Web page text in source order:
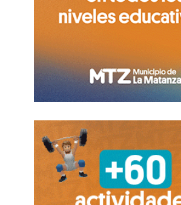
crónica o la tensión
que antecede a la
De la supresión de la indocilidad
del cuidado
Para comprender la magnitud de la
pesa sobre estos trabajadores,
nuestro ADN histórico. El proyecto
fundacional de nuestra nación no